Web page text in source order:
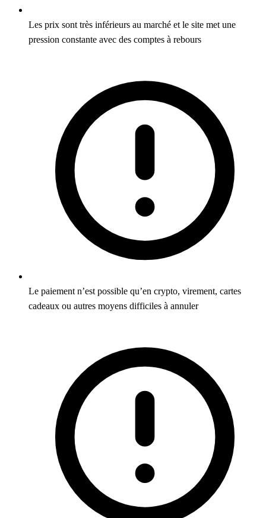
Les prix sont très inférieurs au marché et le site met une
pression constante avec des comptes à rebours
Le paiement n’est possible qu’en crypto, virement, cartes
cadeaux ou autres moyens difficiles à annuler